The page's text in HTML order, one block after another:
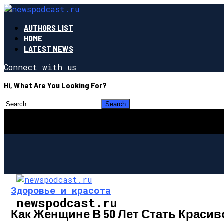
AUTHORS LIST
HOME
LATEST NEWS
Connect with us
Hi, What Are You Looking For?
newspodcast.ru
Здоровье и красота
Как Женщине В 50 Лет Стать